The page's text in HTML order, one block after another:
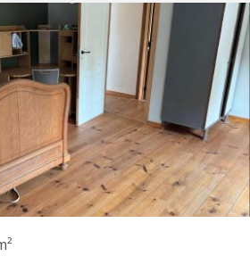
KV 2096
une colocation de choix à Vieusart !
mitoyennes (4p + 2p) 🔸 Emplacement
Sart, dans le lieu-dit "la Place" 🔸 Cadre
nombreuses balades 🔸 Cour orientée
renouvelable 🔸 Chaque maison offre...